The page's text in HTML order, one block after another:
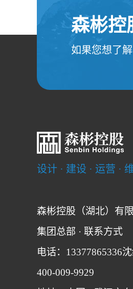
森彬控
如果您想了
设计 · 建设 · 运营 ·
森彬控股（湖北）有
集团总部 · 联系方式
电话：13377865336
400-009-9929